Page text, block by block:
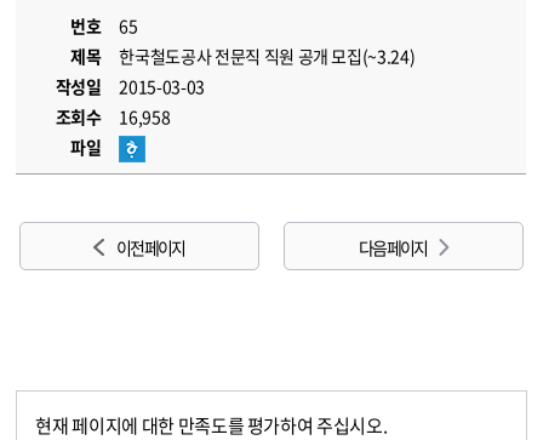
번호
65
제목
한국철도공사 전문직 직원 공개 모집(~3.24)
작성일
2015-03-03
조회수
16,958
파일
이전 페이지 다음 페이지
현재 페이지에 대한 만족도를 평가하여 주십시오.